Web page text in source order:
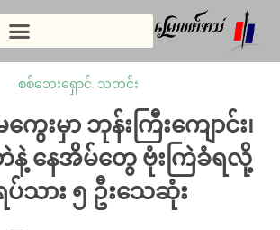
စစ်ဘေးရှောင်, သတင်း
ေးမှာ ဘုန်းကြီးကျောင်း၊
နဲ့ နေအိမ်တွေ ဗုံးကြဲခံရလို့
သား ၅ ဦးသေဆုံး